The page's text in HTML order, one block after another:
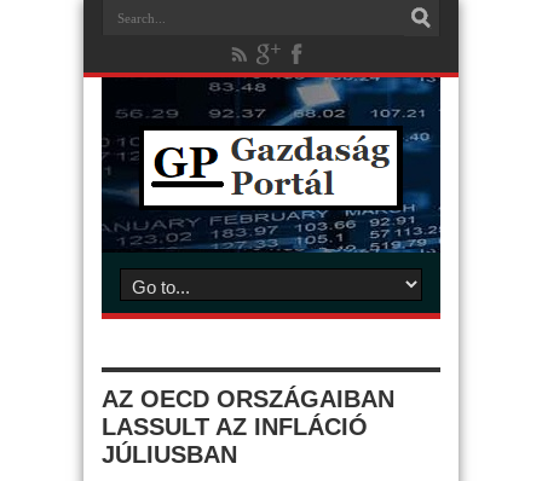
AZ OECD ORSZÁGAIBAN
LASSULT AZ INFLÁCIÓ
JÚLIUSBAN